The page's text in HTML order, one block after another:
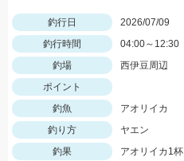
釣行日
2026/07/09
釣行時間
04:00～12:30
釣場
西伊豆周辺
ポイント
釣魚
アオリイカ
釣り方
ヤエン
釣果
アオリイカ1杯